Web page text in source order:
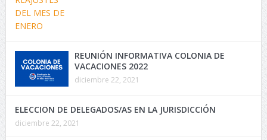
REUNIÓN INFORMATIVA COLONIA DE
VACACIONES 2022
diciembre 22, 2021
ELECCION DE DELEGADOS/AS EN LA JURISDICCIÓN
diciembre 22, 2021